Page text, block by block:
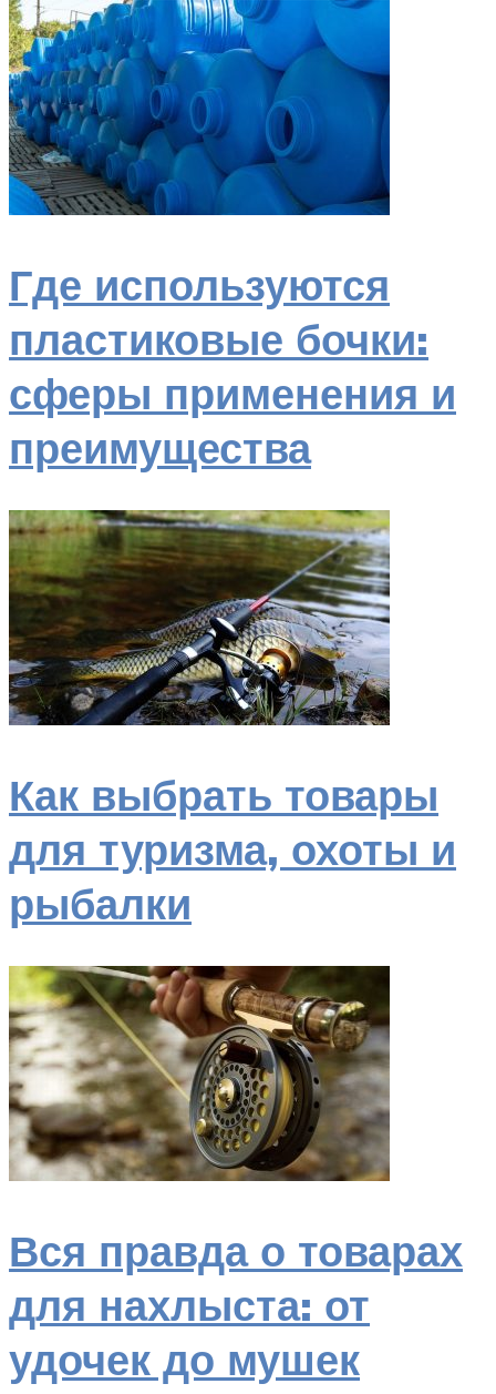
Где используются
пластиковые бочки:
сферы применения и
преимущества
Как выбрать товары
для туризма, охоты и
рыбалки
Вся правда о товарах
для нахлыста: от
удочек до мушек